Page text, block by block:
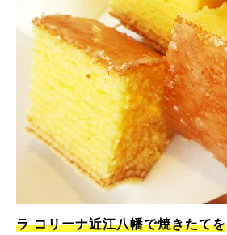
ラ コリーナ近江八幡で焼きたてを